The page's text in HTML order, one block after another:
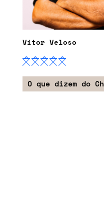
Vítor Veloso
O que dizem do